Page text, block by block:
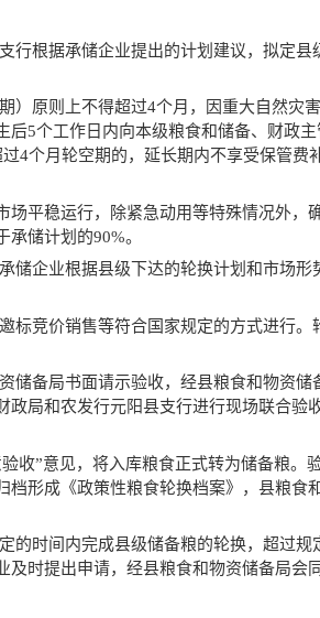
行根据承储企业提出的计划建议，拟定县
）原则上不得超过4个月，因重大自然灾
5个工作日内向本级粮食和储备、财政
4个月轮空期的，延长期内不享受保管费
平稳运行，除紧急动用等特殊情况外，
储计划的90%。
储企业根据县级下达的轮换计划和市场形
标竞价销售等符合国家规定的方式进行。
储备局书面请示验收，经县粮食和物资储
局和农发行元阳县支行进行现场联合验
收”意见，将入库粮食正式转为储备粮。
形成《政策性粮食轮换档案》，县粮食
的时间内完成县级储备粮的轮换，超过规
时提出申请，经县粮食和物资储备局会